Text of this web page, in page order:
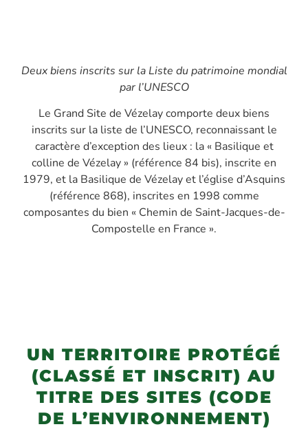
Deux biens inscrits sur la Liste du patrimoine mondial
par l’UNESCO
Le Grand Site de Vézelay comporte deux biens
inscrits sur la liste de l’UNESCO, reconnaissant le
caractère d’exception des lieux : la « Basilique et
colline de Vézelay » (référence 84 bis), inscrite en
1979, et la Basilique de Vézelay et l’église d’Asquins
(référence 868), inscrites en 1998 comme
composantes du bien « Chemin de Saint-Jacques-de-
Compostelle en France ».
UN TERRITOIRE PROTÉGÉ
(CLASSÉ ET INSCRIT) AU
TITRE DES SITES (CODE
DE L’ENVIRONNEMENT)